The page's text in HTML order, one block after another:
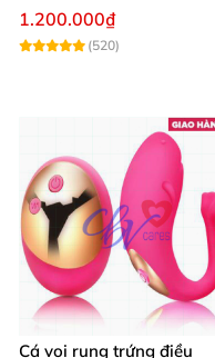
1.200.000₫
(520)
Cá voi rung trứng điều